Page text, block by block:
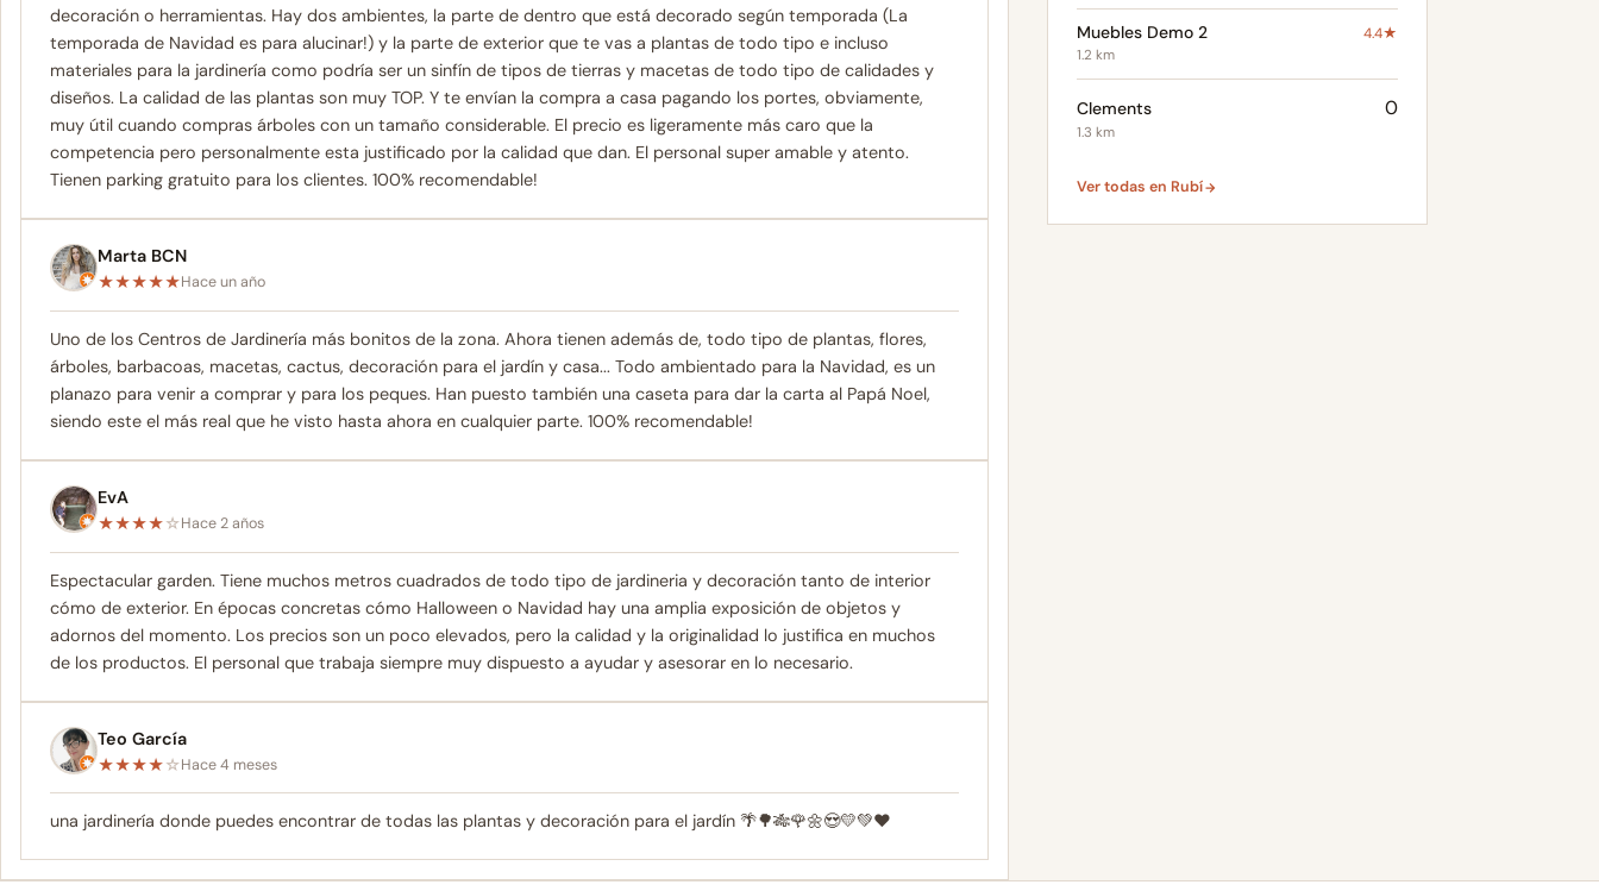
decoración o herramientas. Hay dos ambientes, la parte de dentro que está decorado según temporada (La
temporada de Navidad es para alucinar!) y la parte de exterior que te vas a plantas de todo tipo e incluso
materiales para la jardinería como podría ser un sinfín de tipos de tierras y macetas de todo tipo de calidades y
diseños. La calidad de las plantas son muy TOP. Y te envían la compra a casa pagando los portes, obviamente,
muy útil cuando compras árboles con un tamaño considerable. El precio es ligeramente más caro que la
competencia pero personalmente esta justificado por la calidad que dan. El personal super amable y atento.
Tienen parking gratuito para los clientes. 100% recomendable!
Marta BCN
★★★★★Hace un año
Uno de los Centros de Jardinería más bonitos de la zona. Ahora tienen además de, todo tipo de plantas, flores,
árboles, barbacoas, macetas, cactus, decoración para el jardín y casa... Todo ambientado para la Navidad, es un
planazo para venir a comprar y para los peques. Han puesto también una caseta para dar la carta al Papá Noel,
siendo este el más real que he visto hasta ahora en cualquier parte. 100% recomendable!
EvA
★★★★☆Hace 2 años
Espectacular garden. Tiene muchos metros cuadrados de todo tipo de jardineria y decoración tanto de interior
cómo de exterior. En épocas concretas cómo Halloween o Navidad hay una amplia exposición de objetos y
adornos del momento. Los precios son un poco elevados, pero la calidad y la originalidad lo justifica en muchos
de los productos. El personal que trabaja siempre muy dispuesto a ayudar y asesorar en lo necesario.
Teo García
★★★★☆Hace 4 meses
una jardinería donde puedes encontrar de todas las plantas y decoración para el jardín 🌴🌳🎋🌹🌼😍💛💚❤
Muebles Demo 2 4.4★
1.2 km
Clements 0
1.3 km
Ver todas en Rubí